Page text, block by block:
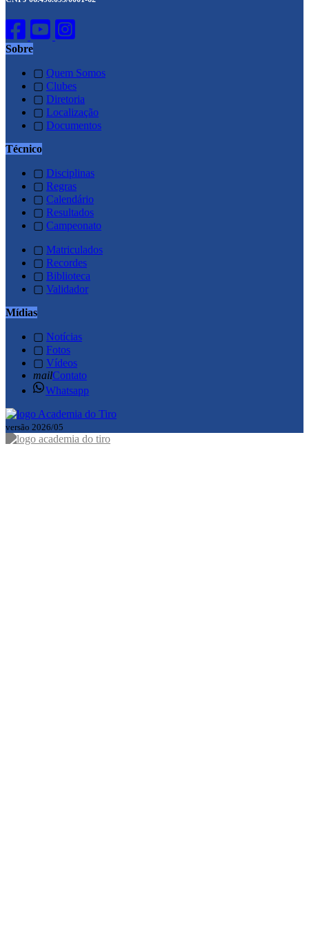
Sobre
▢ Quem Somos
▢ Clubes
▢ Diretoria
▢ Localização
▢ Documentos
Técnico
▢ Disciplinas
▢ Regras
▢ Calendário
▢ Resultados
▢ Campeonato
▢ Matriculados
▢ Recordes
▢ Biblioteca
▢ Validador
Mídias
▢ Notícias
▢ Fotos
▢ Vídeos
mailContato
Whatsapp
versão 2026/05